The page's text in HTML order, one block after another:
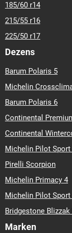
185/60 r14
215/55 r16
225/50 r17
Dezens
Barum Polaris 5
Michelin
Barum Polaris 6
Continental
Continental
Michelin Pilot Sport
Pirelli Scorpion
Michelin Primacy 4
Michelin Pilot Sport
Bridgestone Blizzak
Marken